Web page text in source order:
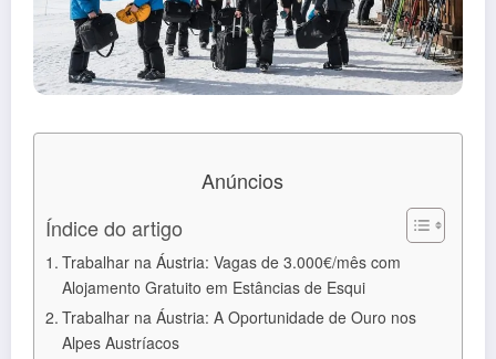
Anúncios
Índice do artigo
Trabalhar na Áustria: Vagas de 3.000€/mês com
Alojamento Gratuito em Estâncias de Esqui
Trabalhar na Áustria: A Oportunidade de Ouro nos
Alpes Austríacos